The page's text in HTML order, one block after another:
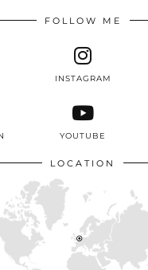
FOLLOW ME
INSTAGRAM
YOUTUBE
LOCATION